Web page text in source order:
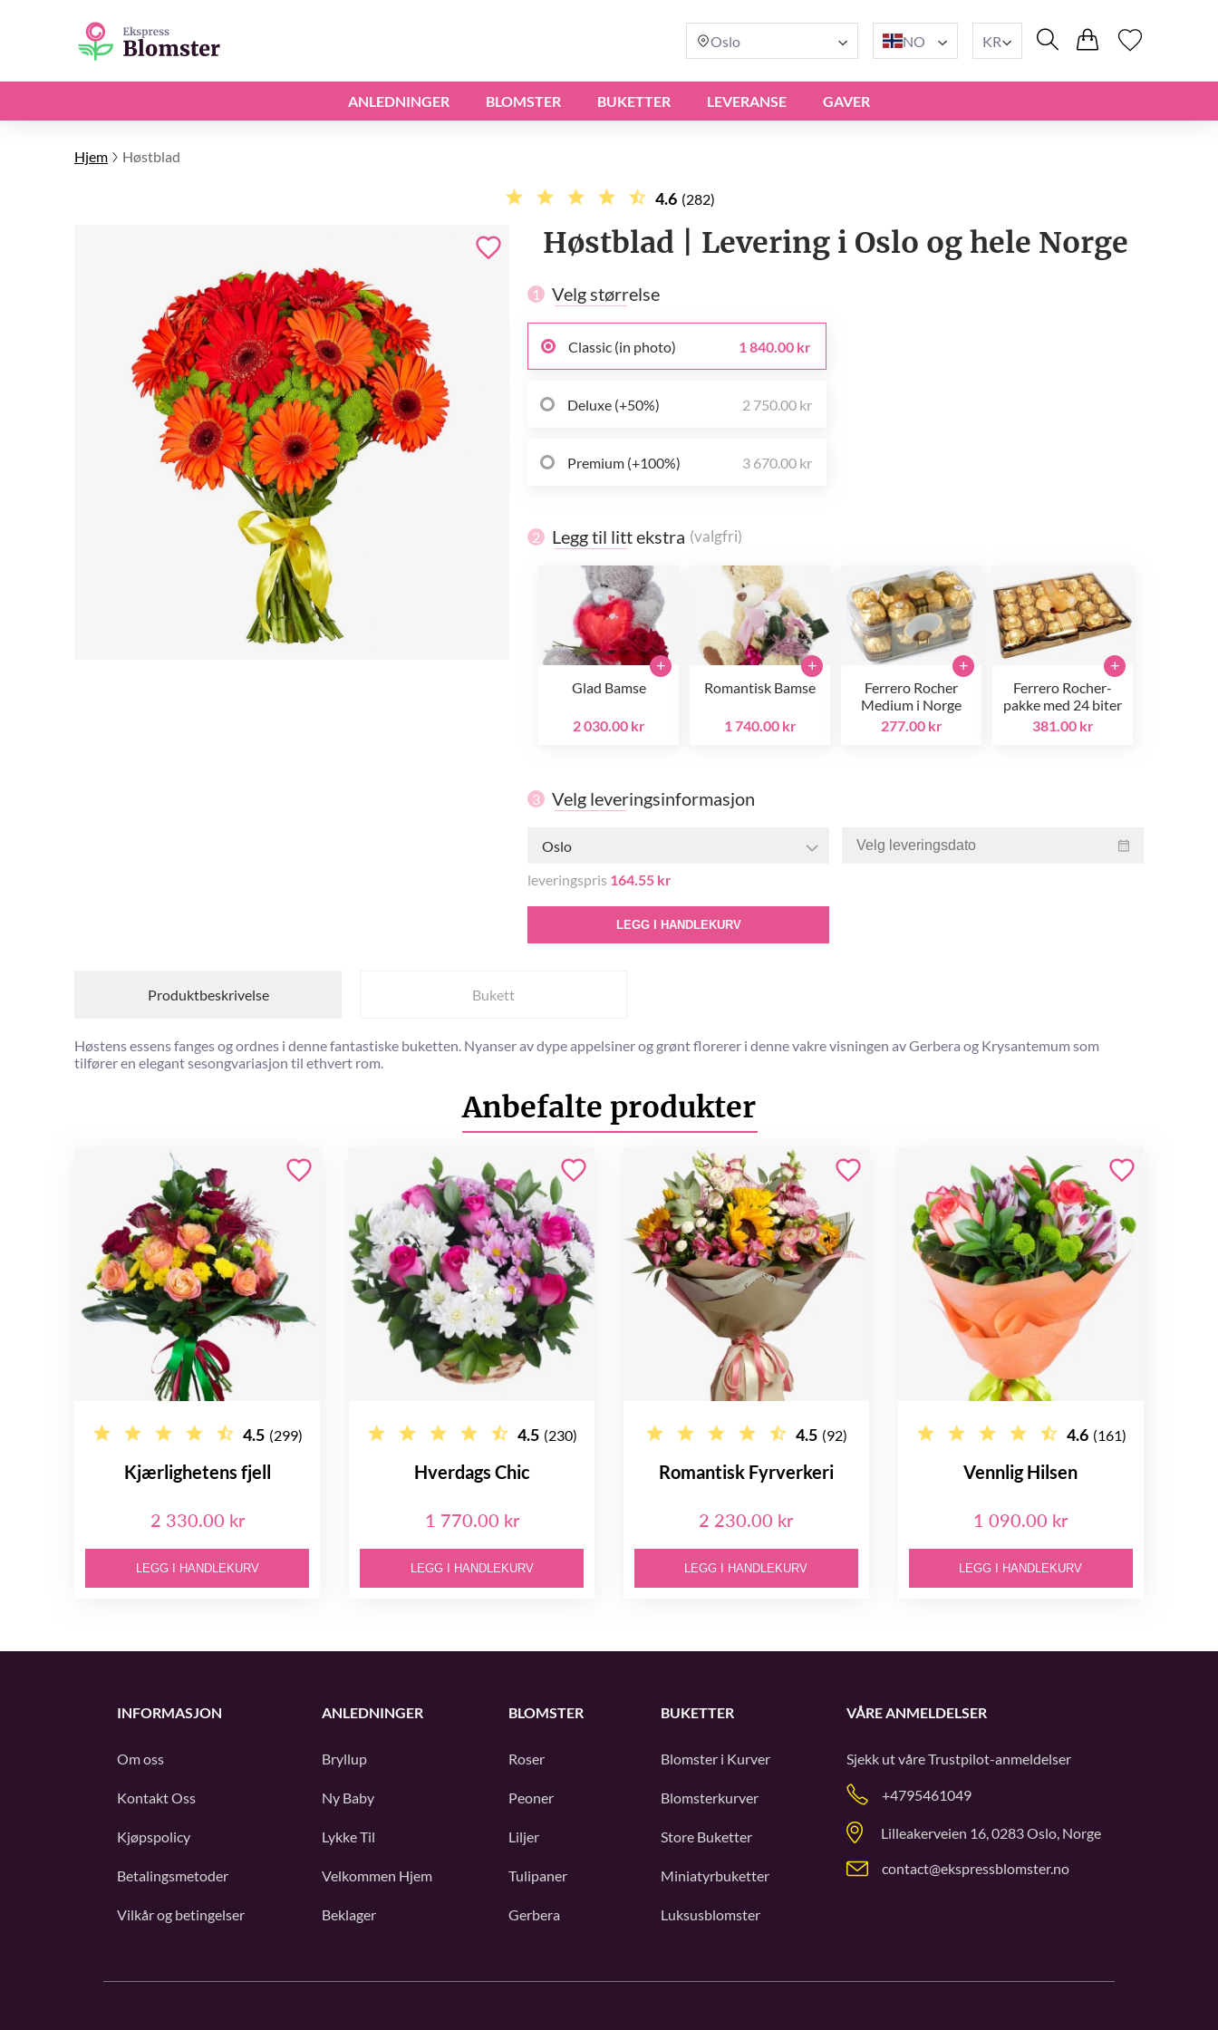
Oslo NO KR
ANLEDNINGER BLOMSTER BUKETTER LEVERANSE GAVER
Hjem Høstblad
4.6 (282)
Høstblad | Levering i Oslo og hele Norge
1 Velg størrelse
Classic (in photo) 1 840.00 kr
Deluxe (+50%) 2 750.00 kr
Premium (+100%) 3 670.00 kr
2 Legg til litt ekstra (valgfri)
Glad Bamse
2 030.00 kr
+
Romantisk Bamse
1 740.00 kr
+
Ferrero Rocher
Medium i Norge
277.00 kr
+
Ferrero Rocher-
pakke med 24 biter
381.00 kr
+
3 Velg leveringsinformasjon
Oslo
leveringspris 164.55 kr
LEGG I HANDLEKURV
Produktbeskrivelse Bukett
Høstens essens fanges og ordnes i denne fantastiske buketten. Nyanser av dype appelsiner og grønt florerer i denne vakre visningen av Gerbera og Krysantemum som
tilfører en elegant sesongvariasjon til ethvert rom.
Anbefalte produkter
4.5 (299)
Kjærlighetens fjell
2 330.00 kr
LEGG I HANDLEKURV
4.5 (230)
Hverdags Chic
1 770.00 kr
LEGG I HANDLEKURV
4.5 (92)
Romantisk Fyrverkeri
2 230.00 kr
LEGG I HANDLEKURV
4.6 (161)
Vennlig Hilsen
1 090.00 kr
LEGG I HANDLEKURV
INFORMASJON
Om oss
Kontakt Oss
Kjøpspolicy
Betalingsmetoder
Vilkår og betingelser
ANLEDNINGER
Bryllup
Ny Baby
Lykke Til
Velkommen Hjem
Beklager
BLOMSTER
Roser
Peoner
Liljer
Tulipaner
Gerbera
BUKETTER
Blomster i Kurver
Blomsterkurver
Store Buketter
Miniatyrbuketter
Luksusblomster
VÅRE ANMELDELSER
Sjekk ut våreTrustpilot-anmeldelser
+4795461049
Lilleakerveien 16, 0283 Oslo, Norge
contact@ekspressblomster.no